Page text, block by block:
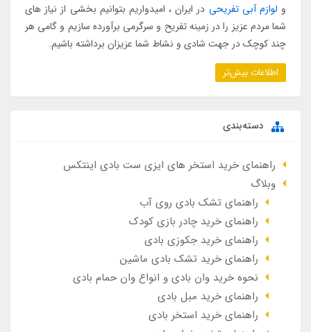
و لوازم آبی تفریحی در ایران ، امیدواریم بتوانیم بخشی از نیاز های
شما مردم عزیز را در زمینه تفریح و سرگرمی برآورده سازیم و گامی هر
چند کوچک در جهت شادی و نشاط شما عزیزان برداشته باشیم.
اطلاعات بیش‌تر
دسته‌بندی
راهنمای خرید استخر های ایزی ست بادی اینتکس
وبلاگ
راهنمای تشک بادی روی آب
راهنمای خرید چادر بازی کودک
راهنمای خرید جکوزی بادی
راهنمای خرید تشک بادی ماشین
نحوه خرید وان بادی و انواع وان حمام بادی
راهنمای خرید مبل بادی
راهنمای خرید استخر بادی